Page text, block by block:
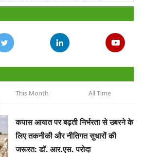
This Month All Time
कपास आयात पर बढ़ती निर्भरता से उबरने के
लिए तकनीकी और नीतिगत सुधारों की
जरूरत: डॉ. आर.एस. परोदा